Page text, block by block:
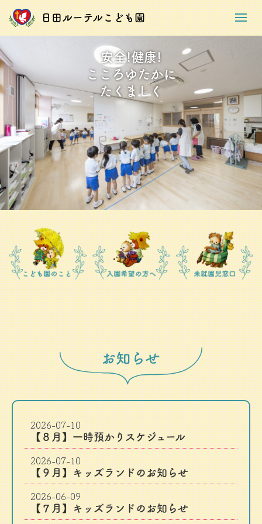
日田ルーテルこども園
安全!健康!
こころゆたかに
たくましく
2026-07-10
【８月】一時預かりスケジュール
2026-07-10
【９月】キッズランドのお知らせ
2026-06-09
【７月】キッズランドのお知らせ